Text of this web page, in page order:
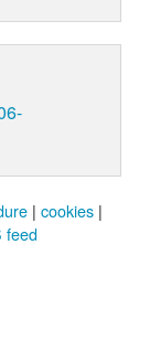
| cookies |
feed